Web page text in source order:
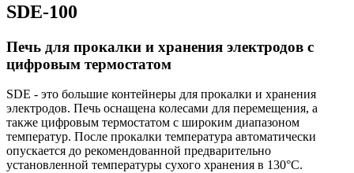
SDE-100
Печь для прокалки и хранения электродов с
цифровым термостатом
SDE - это большие контейнеры для прокалки и хранения
электродов. Печь оснащена колесами для перемещения, а
также цифровым термостатом с широким диапазоном
температур. После прокалки температура автоматически
опускается до рекомендованной предварительно
установленной температуры сухого хранения в 130°C.